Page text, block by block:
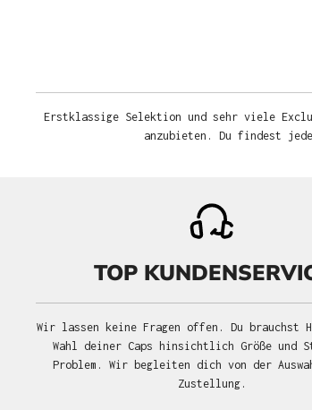
Erstklassige Selektion und sehr viele
anzubieten. Du findest
TOP
Wir lassen keine Fragen offen. Du brauchst
Wahl deiner Caps hinsichtlich Größe und
Problem. Wir begleiten dich von der
Zustellung.